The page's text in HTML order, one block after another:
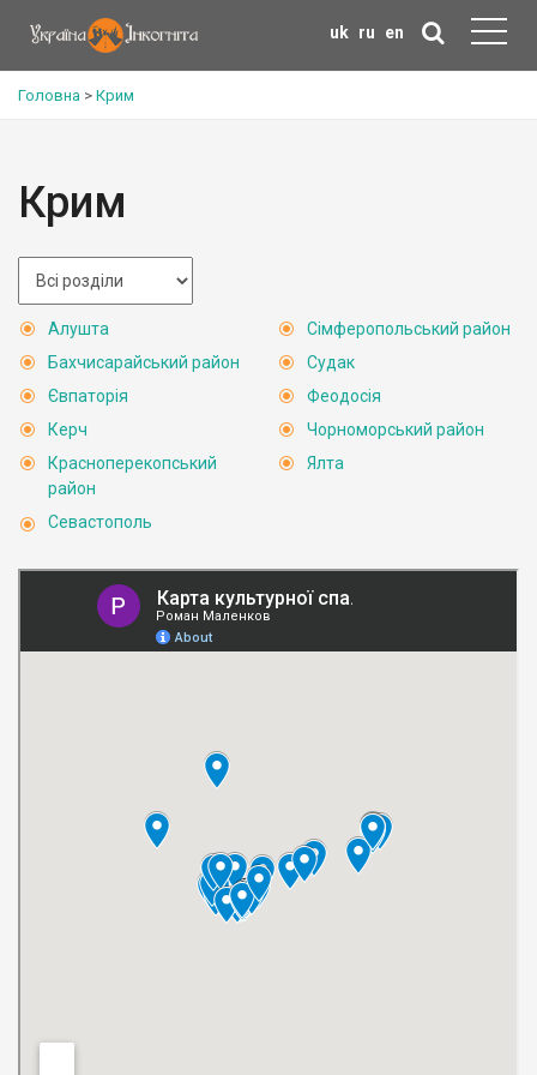
uk ru en
Головна > Крим
Крим
Алушта
Бахчисарайський район
Євпаторія
Керч
Красноперекопський
район
Севастополь
Сімферопольський район
Судак
Феодосія
Чорноморський район
Ялта